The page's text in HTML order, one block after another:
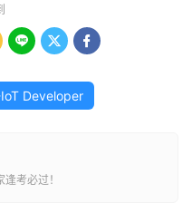
  
Developer
考必过！